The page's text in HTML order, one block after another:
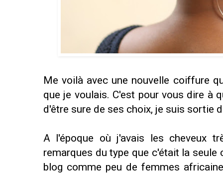
Me voilà avec une nouvelle coiffure
que je voulais. C'est pour vous dire à
d'être sure de ses choix, je suis sortie
A l'époque où j'avais les cheveux
remarques du type que c'était la
blog comme peu de femmes